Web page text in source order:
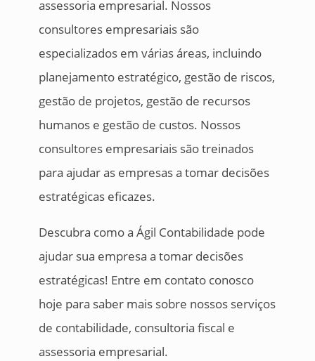
assessoria empresarial. Nossos
consultores empresariais são
especializados em várias áreas, incluindo
planejamento estratégico, gestão de riscos,
gestão de projetos, gestão de recursos
humanos e gestão de custos. Nossos
consultores empresariais são treinados
para ajudar as empresas a tomar decisões
estratégicas eficazes.
Descubra como a Ágil Contabilidade pode
ajudar sua empresa a tomar decisões
estratégicas! Entre em contato conosco
hoje para saber mais sobre nossos serviços
de contabilidade, consultoria fiscal e
assessoria empresarial.